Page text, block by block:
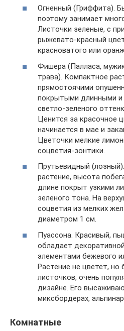
Огненный (Гриффита).
поэтому занимает
Листочки зеленые, с
рыжевато-красный
красноватого или
Фишера (Палласа,
трава). Компактное
прямостоячими
покрытыми длинными и
светло-зеленого
Ценится за красочное
начинается в мае и
Цветочки мелкие
соцветия-зонтики.
Прутьевидный
растение, высота
длине покрыт узкими
зеленого тона. На
соцветия из мелких
диаметром 1 см.
Пуассона. Красивый,
обладает
элементами бежевого
Растение не цветет, но
листочков, очень
дизайне. Его
миксбордерах,
Комнатные